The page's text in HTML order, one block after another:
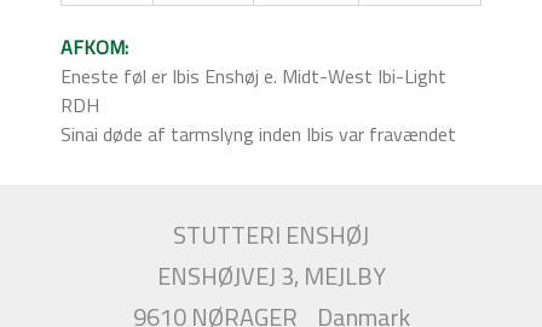
AFKOM:
Eneste føl er Ibis Enshøj e. Midt-West Ibi-Light
RDH
Sinai døde af tarmslyng inden Ibis var fravændet
STUTTERI ENSHØJ
ENSHØJVEJ 3, MEJLBY
9610 NØRAGER
Danmark